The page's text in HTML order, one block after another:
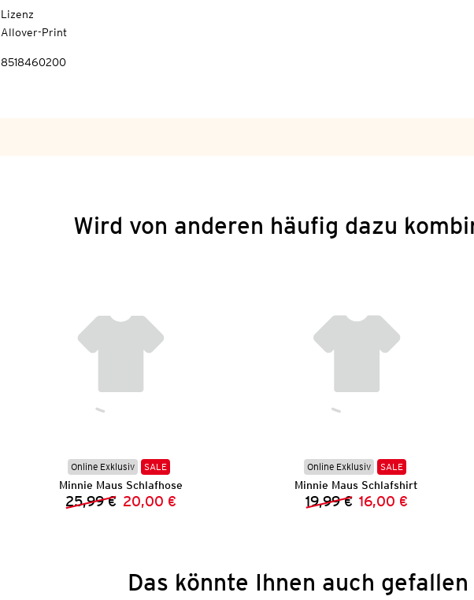
Lizenz
Allover-Print
8518460200
Wird von anderen häufig dazu
Online Exklusiv SALE
Minnie Maus Schlafhose
Vorheriger Preis:
25,99 € Neuer Preis:
20,00 €
Online Exklusiv SALE
Minnie Maus Schlafshirt
Vorheriger Preis:
19,99 € Neuer Preis:
16,00 €
Das könnte Ihnen auch gefallen